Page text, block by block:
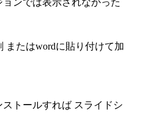
ンでは表示されなかった
たはwordに貼り付けて加
トールすれば スライドシ